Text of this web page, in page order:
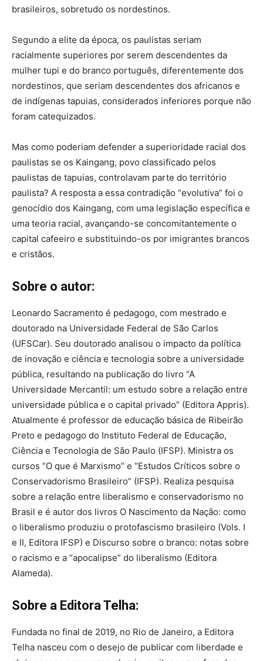
brasileiros, sobretudo os nordestinos.
Segundo a elite da época, os paulistas seriam
racialmente superiores por serem descendentes da
mulher tupi e do branco português, diferentemente dos
nordestinos, que seriam descendentes dos africanos e
de indígenas tapuias, considerados inferiores porque não
foram catequizados.
Mas como poderiam defender a superioridade racial dos
paulistas se os Kaingang, povo classificado pelos
paulistas de tapuias, controlavam parte do território
paulista? A resposta a essa contradição “evolutiva” foi o
genocídio dos Kaingang, com uma legislação específica e
uma teoria racial, avançando-se concomitantemente o
capital cafeeiro e substituindo-os por imigrantes brancos
e cristãos.
Sobre o autor:
Leonardo Sacramento é pedagogo, com mestrado e
doutorado na Universidade Federal de São Carlos
(UFSCar). Seu doutorado analisou o impacto da política
de inovação e ciência e tecnologia sobre a universidade
pública, resultando na publicação do livro “A
Universidade Mercantil: um estudo sobre a relaçāo entre
universidade pública e o capital privado” (Editora Appris).
Atualmente é professor de educação básica de Ribeirão
Preto e pedagogo do Instituto Federal de Educação,
Ciência e Tecnologia de São Paulo (IFSP). Ministra os
cursos “O que é Marxismo” e “Estudos Críticos sobre o
Conservadorismo Brasileiro” (IFSP). Realiza pesquisa
sobre a relação entre liberalismo e conservadorismo no
Brasil e é autor dos livros O Nascimento da Nação: como
o liberalismo produziu o protofascismo brasileiro (Vols. I
e II, Editora IFSP) e Discurso sobre o branco: notas sobre
o racismo e a “apocalipse” do liberalismo (Editora
Alameda).
Sobre a Editora Telha:
Fundada no final de 2019, no Rio de Janeiro, a Editora
Telha nasceu com o desejo de publicar com liberdade e